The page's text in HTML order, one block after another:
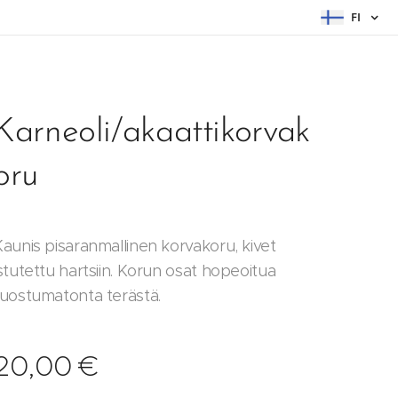
FI
akaattikorvak
pisaranmallinen korvakoru, kivet
hartsiin. Korun osat hopeoitua
terästä.
€